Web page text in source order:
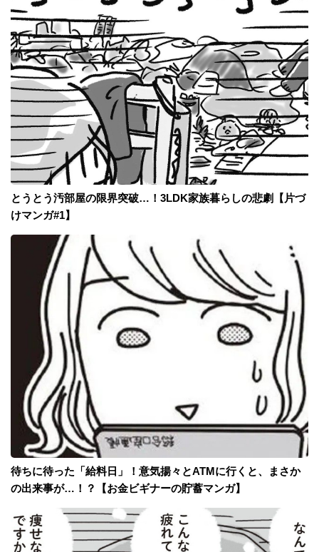
とうとう汚部屋の限界突破…！3LDK家族暮らしの悲劇【片づ
けマンガ#1】
待ちに待った「給料日」！意気揚々とATMに行くと、まさか
の出来事が…！？【お金ビギナーの貯蓄マンガ】